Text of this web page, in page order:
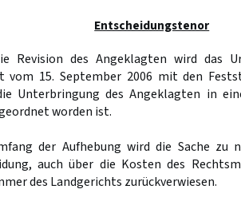
Entscheidungstenor
Revision des Angeklagten wird das
vom 15. September 2006 mit den
Unterbringung des Angeklagten in
worden ist.
der Aufhebung wird die Sache zu
auch über die Kosten des
des Landgerichts zurückverwiesen.